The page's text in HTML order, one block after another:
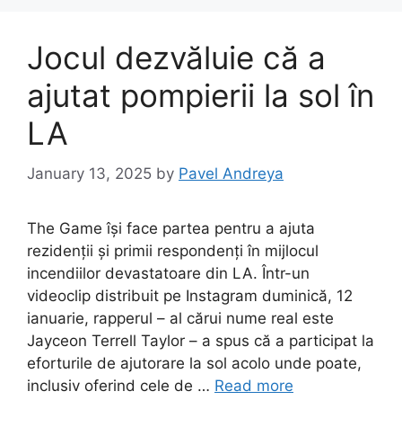
Jocul dezvăluie că a
ajutat pompierii la sol în
LA
January 13, 2025 by Pavel Andreya
The Game își face partea pentru a ajuta
rezidenții și primii respondenți în mijlocul
incendiilor devastatoare din LA. Într-un
videoclip distribuit pe Instagram duminică, 12
ianuarie, rapperul – al cărui nume real este
Jayceon Terrell Taylor – a spus că a participat la
eforturile de ajutorare la sol acolo unde poate,
inclusiv oferind cele de … Read more